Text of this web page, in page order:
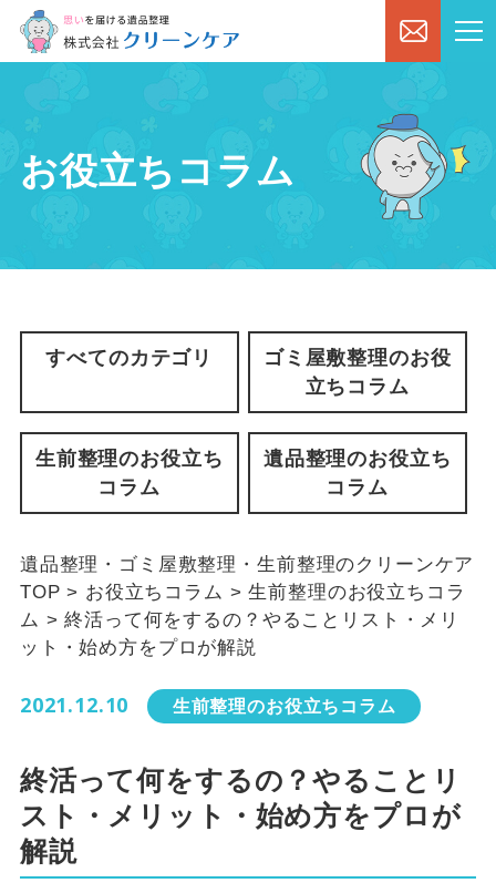
お役立ちコラム
すべてのカテゴリ
ゴミ屋敷整理のお役
立ちコラム
生前整理のお役立ち
コラム
遺品整理のお役立ち
コラム
遺品整理・ゴミ屋敷整理・生前整理のクリーンケア
TOP > お役立ちコラム >生前整理のお役立ちコラ
ム >終活って何をするの？やることリスト・メリ
ット・始め方をプロが解説
2021.12.10 生前整理のお役立ちコラム
終活って何をするの？やることリ
スト・メリット・始め方をプロが
解説